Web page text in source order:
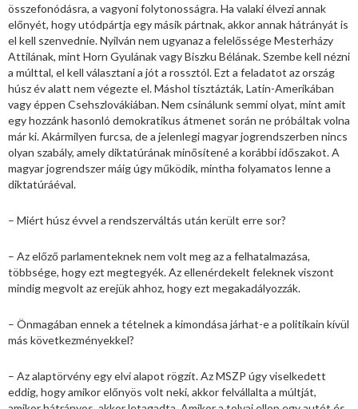
összefonódásra, a vagyoni folytonosságra. Ha valaki élvezi annak
előnyét, hogy utódpártja egy másik pártnak, akkor annak hátrányát is
el kell szenvednie. Nyilván nem ugyanaz a felelőssége Mesterházy
Attilának, mint Horn Gyulának vagy Biszku Bélának. Szembe kell nézni
a múlttal, el kell választani a jót a rossztól. Ezt a feladatot az ország
húsz év alatt nem végezte el. Máshol tisztázták, Latin-Amerikában
vagy éppen Csehszlovákiában. Nem csinálunk semmi olyat, mint amit
egy hozzánk hasonló demokratikus átmenet során ne próbáltak volna
már ki. Akármilyen furcsa, de a jelenlegi magyar jogrendszerben nincs
olyan szabály, amely diktatúrának minősítené a korábbi időszakot. A
magyar jogrendszer máig úgy működik, mintha folyamatos lenne a
diktatúráéval.
– Miért húsz évvel a rendszerváltás után került erre sor?
– Az előző parlamenteknek nem volt meg az a felhatalmazása,
többsége, hogy ezt megtegyék. Az ellenérdekelt feleknek viszont
mindig megvolt az erejük ahhoz, hogy ezt megakadályozzák.
– Önmagában ennek a tételnek a kimondása járhat-e a politikain kívül
más következményekkel?
– Az alaptörvény egy elvi alapot rögzít. Az MSZP úgy viselkedett
eddig, hogy amikor előnyös volt neki, akkor felvállalta a múltját,